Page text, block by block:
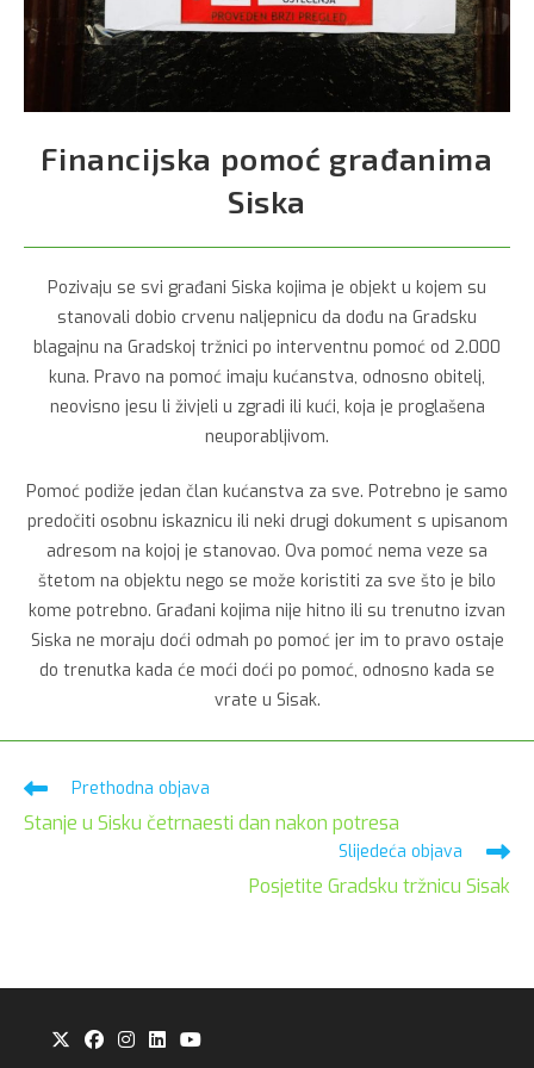
Financijska pomoć građanima
Siska
Pozivaju se svi građani Siska kojima je objekt u kojem su
stanovali dobio crvenu naljepnicu da dođu na Gradsku
blagajnu na Gradskoj tržnici po interventnu pomoć od 2.000
kuna. Pravo na pomoć imaju kućanstva, odnosno obitelj,
neovisno jesu li živjeli u zgradi ili kući, koja je proglašena
neuporabljivom.
Pomoć podiže jedan član kućanstva za sve. Potrebno je samo
predočiti osobnu iskaznicu ili neki drugi dokument s upisanom
adresom na kojoj je stanovao. Ova pomoć nema veze sa
štetom na objektu nego se može koristiti za sve što je bilo
kome potrebno. Građani kojima nije hitno ili su trenutno izvan
Siska ne moraju doći odmah po pomoć jer im to pravo ostaje
do trenutka kada će moći doći po pomoć, odnosno kada se
vrate u Sisak.
Pročitaj
članaka
Prethodna objava
Stanje u Sisku četrnaesti dan nakon potresa
Slijedeća objava
Posjetite Gradsku tržnicu Sisak